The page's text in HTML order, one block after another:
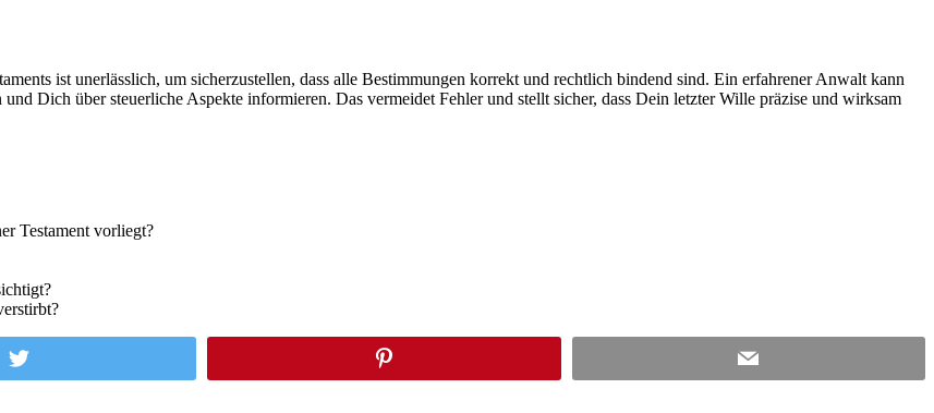
ist unerlässlich, um sicherzustellen, dass alle Bestimmungen korrekt und rechtlich bindend sind. Ein erfahrener Anwalt kann
Dich über steuerliche Aspekte informieren. Das vermeidet Fehler und stellt sicher, dass Dein letzter Wille präzise und wirksam
Testament vorliegt?